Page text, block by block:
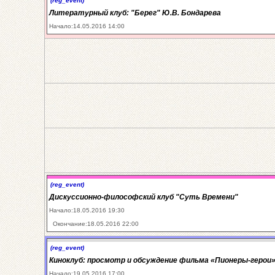
Литературный клуб: "Берег" Ю.В. Бондарева
Начало:14.05.2016 14:00
(reg_event)
Дискуссионно-философский клуб "Суть Времени"
Начало:18.05.2016 19:30
Окончание:18.05.2016 22:00
(reg_event)
Киноклуб: просмотр и обсуждение фильма «Пионеры-герои»
Начало:19.05.2016 17:00